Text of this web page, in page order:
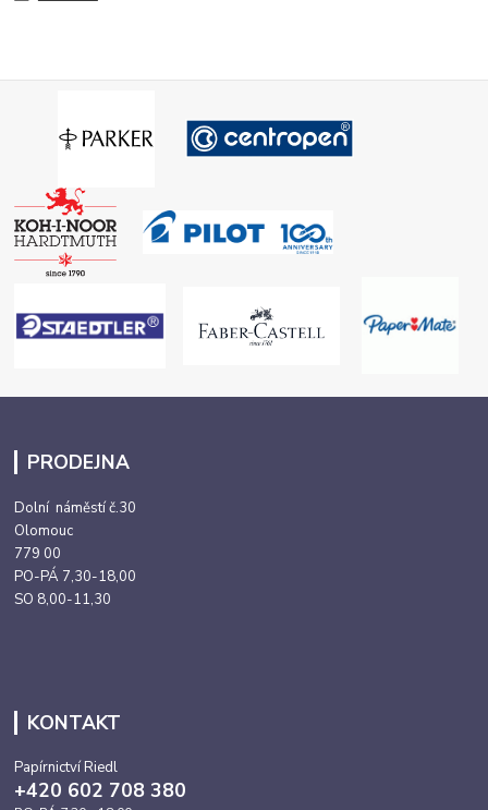
PRODEJNA
Dolní náměstí č.30
Olomouc
779 00
PO-PÁ 7,30-18,00
SO 8,00-11,30
KONTAKT
Papírnictví Riedl
+420 602 708 380